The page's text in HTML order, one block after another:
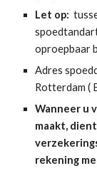
Let op:
oproepbaar
Adres
Rotterdam (
Wanneer u
maakt,
rekening